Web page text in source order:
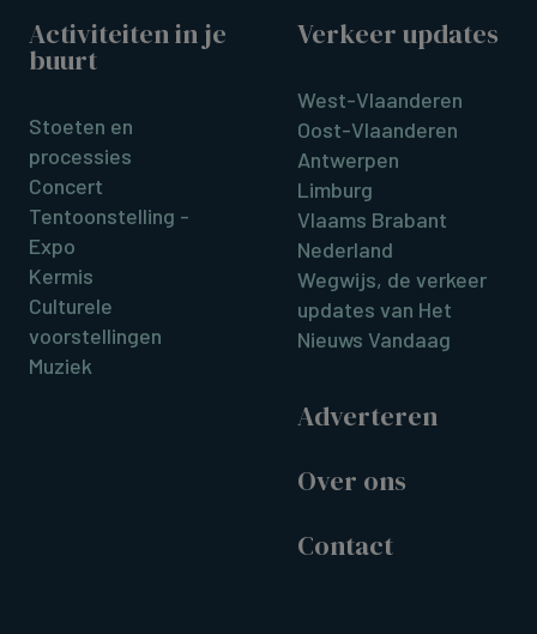
Activiteiten in je
buurt
Stoeten en
processies
Concert
Tentoonstelling -
Expo
Kermis
Culturele
voorstellingen
Muziek
Verkeer updates
West-Vlaanderen
Oost-Vlaanderen
Antwerpen
Limburg
Vlaams Brabant
Nederland
Wegwijs, de verkeer
updates van Het
Nieuws Vandaag
Adverteren
Over ons
Contact